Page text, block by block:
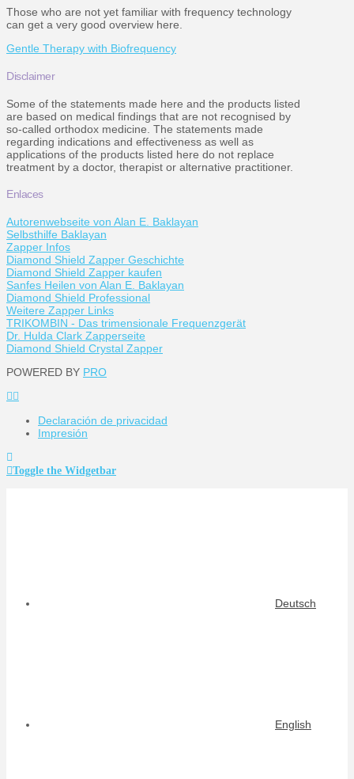
Those who are not yet familiar with frequency technology
can get a very good overview here.
Gentle Therapy with Biofrequency
Disclaimer
Some of the statements made here and the products listed
are based on medical findings that are not recognised by
so-called orthodox medicine. The statements made
regarding indications and effectiveness as well as
applications of the products listed here do not replace
treatment by a doctor, therapist or alternative practitioner.
Enlaces
Autorenwebseite von Alan E. Baklayan
Selbsthilfe Baklayan
Zapper Infos
Diamond Shield Zapper Geschichte
Diamond Shield Zapper kaufen
Sanfes Heilen von Alan E. Baklayan
Diamond Shield Professional
Weitere Zapper Links
TRIKOMBIN - Das trimensionale Frequenzgerät
Dr. Hulda Clark Zapperseite
Diamond Shield Crystal Zapper
POWERED BY PRO
Declaración de privacidad
Impresión
Toggle the Widgetbar
Deutsch
English